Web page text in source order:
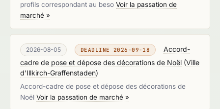
profils correspondant au beso Voir la passation de
marché »
2026-08-05 DEADLINE 2026-09-18
Accord-
cadre de pose et dépose des décorations de Noël (Ville
d'Illkirch-Graffenstaden)
Accord-cadre de pose et dépose des décorations de
Noël Voir la passation de marché »